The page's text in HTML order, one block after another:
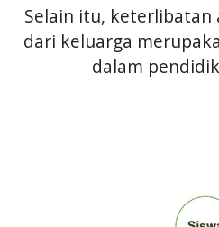
Selain itu,
dari keluarga
dalam